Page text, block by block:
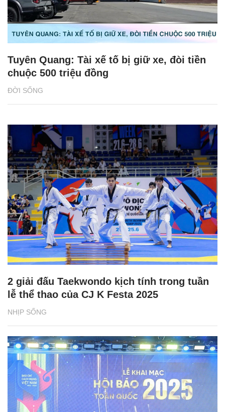
ĐỜI SỐNG
Tuyên Quang: Tài xế tố bị giữ xe, đòi tiền
chuộc 500 triệu đồng
NHỊP SỐNG
2 giải đấu Taekwondo kịch tính trong tuần
lễ thể thao của CJ K Festa 2025